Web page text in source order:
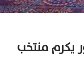
يكرم منتخب